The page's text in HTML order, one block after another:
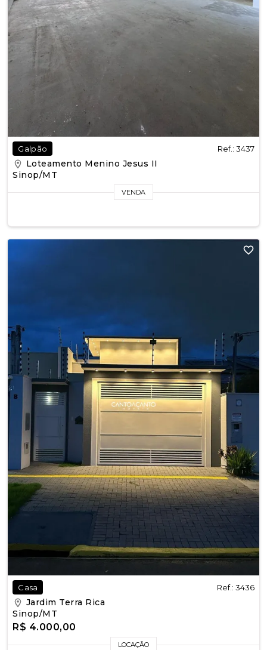
Galpão Ref.: 3437
Loteamento Menino Jesus II
Sinop/MT
VENDA
Casa Ref.: 3436
Jardim Terra Rica
Sinop/MT
R$ 4.000,00
LOCAÇÃO